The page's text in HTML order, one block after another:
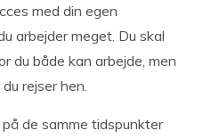
med din egen
arbejder meget. Du skal
du både kan arbejde, men
rejser hen.
de samme tidspunkter